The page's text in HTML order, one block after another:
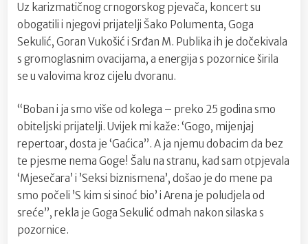
Uz karizmatičnog crnogorskog pjevača, koncert su
obogatili i njegovi prijatelji Šako Polumenta, Goga
Sekulić, Goran Vukošić i Srđan M. Publika ih je dočekivala
s gromoglasnim ovacijama, a energija s pozornice širila
se u valovima kroz cijelu dvoranu.
“Boban i ja smo više od kolega – preko 25 godina smo
obiteljski prijatelji. Uvijek mi kaže: ‘Gogo, mijenjaj
repertoar, dosta je ‘Gaćica”. A ja njemu dobacim da bez
te pjesme nema Goge! Šalu na stranu, kad sam otpjevala
‘Mjesečara’ i ’Seksi biznismena’, došao je do mene pa
smo počeli ’S kim si sinoć bio’ i Arena je poludjela od
sreće”, rekla je Goga Sekulić odmah nakon silaska s
pozornice.